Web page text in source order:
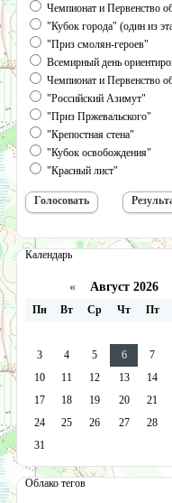
Чемпионат и Первенство
"Кубок города" (один из
"Приз смолян-героев"
Всемирный день
Чемпионат и Первенство
"Российский Азимут"
"Приз Пржевальского"
"Крепостная стена"
"Кубок освобождения"
"Красный лист"
Календарь
« Август 2026
Пн Вт Ср Чт Пт
3
4 5 6 7
10
11 12 13 14
17
18 19 20 21
24
25 26 27 28
31
Облако тегов